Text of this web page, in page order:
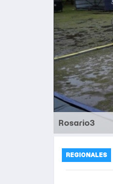
Rosario3
REGIONALES